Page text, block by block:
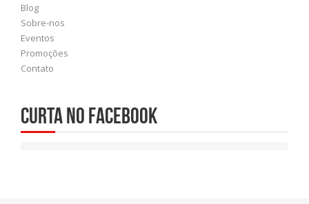
Blog
Sobre-nos
Eventos
Promoções
Contato
Curta no Facebook